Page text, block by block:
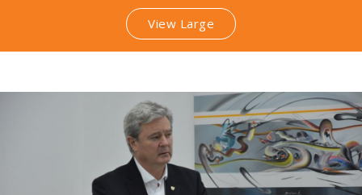
View Large